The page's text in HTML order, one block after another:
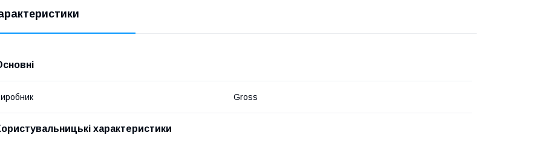
Gross
характеристики